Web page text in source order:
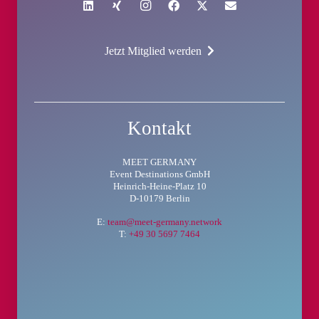
Jetzt Mitglied werden
Kontakt
MEET GERMANY
Event Destinations GmbH
Heinrich-Heine-Platz 10
D-10179 Berlin
E: team@meet-germany.network
T: +49 30 5697 7464